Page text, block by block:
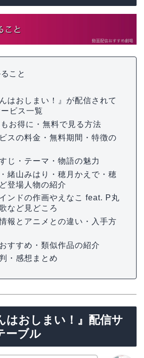
こと
はおしまい！』が配信されて
ビス一覧
お得に・無料で見る方法
スの料金・無料期間・特徴の
じ・テーマ・物語の魅力
緒山みはり・穂月かえで・穂
登場人物の紹介
ンドの作画やえなこ feat. P丸
など見どころ
報とアニメとの違い・入手方
すすめ・類似作品の紹介
・感想まとめ
はおしまい！』配信サ
ーブル